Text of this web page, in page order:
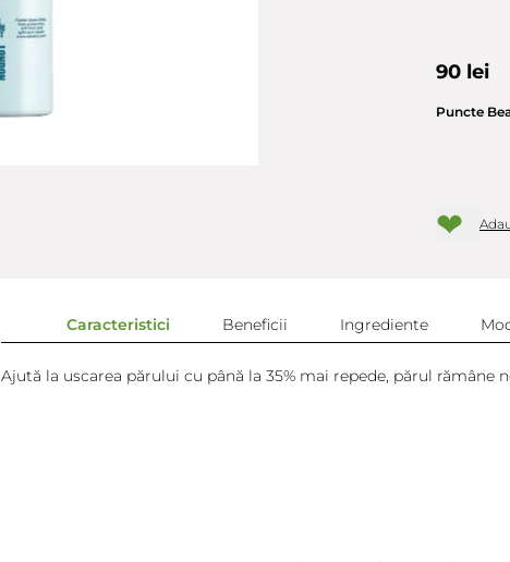
90 lei
Puncte
❤
Caracteristici Beneficii Ingrediente
Ajută la uscarea părului cu până la 35% mai repede, părul rămâne